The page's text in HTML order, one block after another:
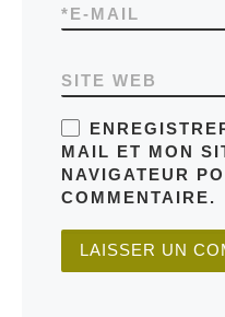
E-MAIL
*
SITE WEB
MAIL ET MON
NAVIGATEUR
COMMENTAIRE.